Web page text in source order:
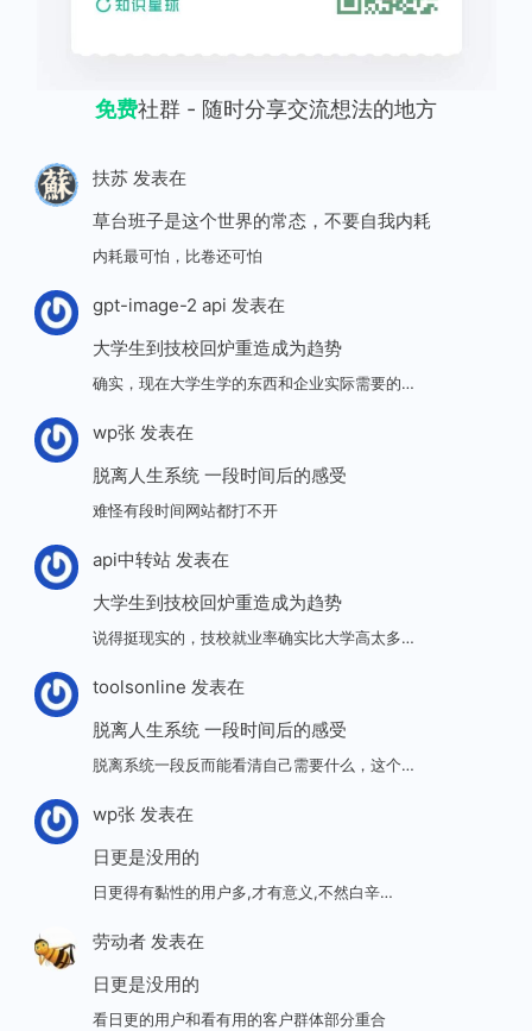
免费社群 - 随时分享交流想法的地方
扶苏发表在
草台班子是这个世界的常态，不要自我内耗
内耗最可怕，比卷还可怕
gpt-image-2 api 发表在
大学生到技校回炉重造成为趋势
确实，现在大学生学的东西和企业实际需要的…
wp张发表在
脱离人生系统 一段时间后的感受
难怪有段时间网站都打不开
api中转站发表在
大学生到技校回炉重造成为趋势
说得挺现实的，技校就业率确实比大学高太多…
toolsonline 发表在
脱离人生系统 一段时间后的感受
脱离系统一段反而能看清自己需要什么，这个…
wp张发表在
日更是没用的
日更得有黏性的用户多,才有意义,不然白辛…
劳动者发表在
日更是没用的
看日更的用户和看有用的客户群体部分重合